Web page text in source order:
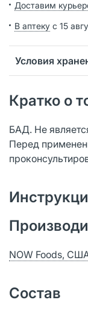
Доставим
В аптеку с 15
Условия
Кратко о
БАД. Не
Перед
NOW Foods,
Состав